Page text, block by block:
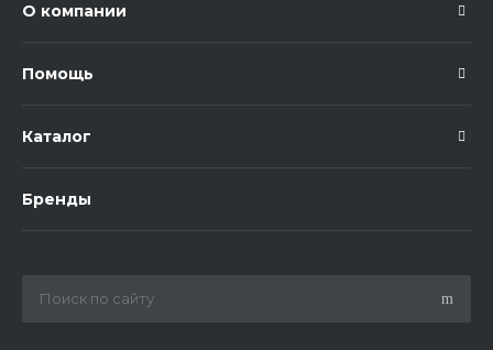
О компании
Помощь
Каталог
Бренды